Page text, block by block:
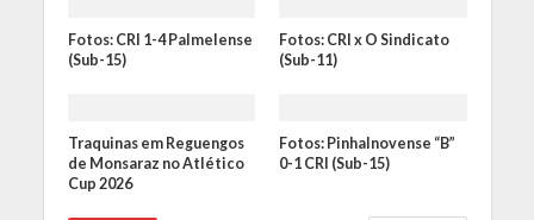
Fotos: CRI 1-4 Palmelense
(Sub-15)
Fotos: CRI x O Sindicato
(Sub-11)
Traquinas em Reguengos
de Monsaraz no Atlético
Cup 2026
Fotos: Pinhalnovense “B”
0-1 CRI (Sub-15)